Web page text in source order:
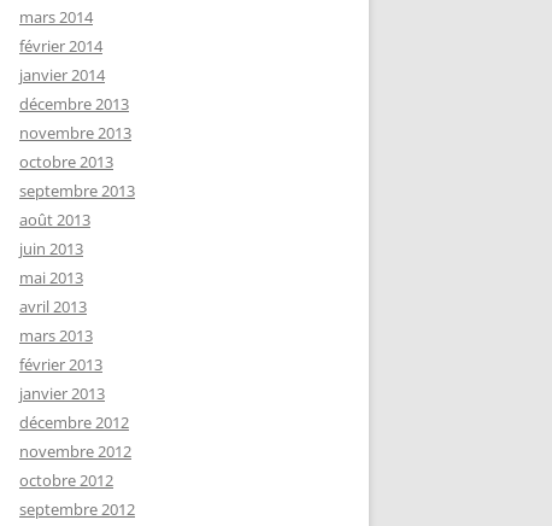
mars 2014
février 2014
janvier 2014
décembre 2013
novembre 2013
octobre 2013
septembre 2013
août 2013
juin 2013
mai 2013
avril 2013
mars 2013
février 2013
janvier 2013
décembre 2012
novembre 2012
octobre 2012
septembre 2012